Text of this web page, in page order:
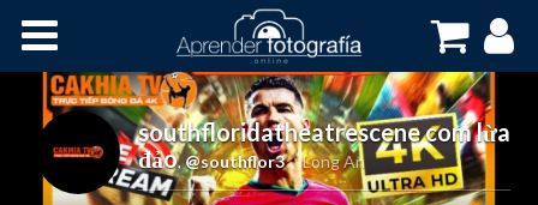
Cursos OnLine
southfloridatheatrescene com lừa
đảo,@southflor3 Long An